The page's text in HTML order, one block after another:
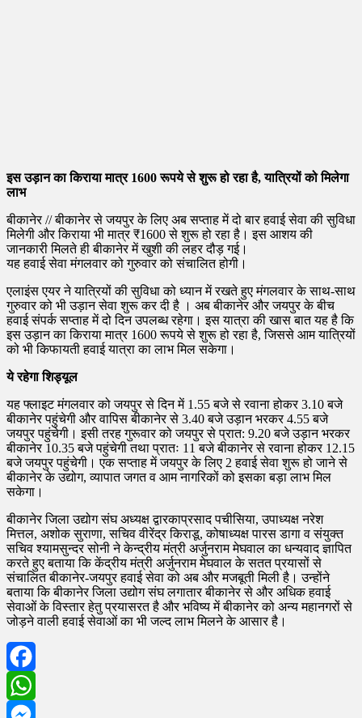
इस उड़ान का किराया मात्र 1600 रूपये से शुरू हो रहा है, यात्रियों को मिलेगा
लाभ
बीकानेर // बीकानेर से जयपुर के लिए अब सप्ताह में दो बार हवाई सेवा की सुविधा
मिलेगी और किराया भी मात्र ₹1600 से शुरू हो रहा है। इस आशय की
जानकारी मिलते ही बीकानेर में खुशी की लहर दौड़ गई।
यह हवाई सेवा मंगलवार को गुरुवार को संचालित होगी।
एलाइंस एयर ने यात्रियों की सुविधा को ध्यान में रखते हुए मंगलवार के साथ-साथ
गुरुवार को भी उड़ान सेवा शुरू कर दी है । अब बीकानेर और जयपुर के बीच
हवाई संपर्क सप्ताह में दो दिन उपलब्ध रहेगा। इस यात्रा की खास बात यह है कि
इस उड़ान का किराया मात्र 1600 रूपये से शुरू हो रहा है, जिससे आम यात्रियों
को भी किफायती हवाई यात्रा का लाभ मिल सकेगा।
ये रहेगा शिड्यूल
यह फ्लाइट मंगलवार को जयपुर से दिन में 1.55 बजे से रवाना होकर 3.10 बजे
बीकानेर पहुंचेगी और वापिस बीकानेर से 3.40 बजे उड़ान भरकर 4.55 बजे
जयपुर पहुंचेगी। इसी तरह गुरूवार को जयपुर से प्रात: 9.20 बजे उड़ान भरकर
बीकानेर 10.35 बजे पहुंचेगी तथा प्रातः 11 बजे बीकानेर से रवाना होकर 12.15
बजे जयपुर पहुंचेगी। एक सप्ताह में जयपुर के लिए 2 हवाई सेवा शुरू हो जाने से
बीकानेर के उद्योग, व्यापात जगत व आम नागरिकों को इसका बड़ा लाभ मिल
सकेगा।
बीकानेर जिला उद्योग संघ अध्यक्ष द्वारकाप्रसाद पचीसिया, उपाध्यक्ष नरेश
मित्तल, अशोक सुराणा, सचिव वीरेंद्र किराडू, कोषाध्यक्ष पारस डागा व संयुक्त
सचिव श्यामसुन्दर सोनी ने केन्द्रीय मंत्री अर्जुनराम मेघवाल का धन्यवाद ज्ञापित
करते हुए बताया कि केंद्रीय मंत्री अर्जुनराम मेघवाल के सतत प्रयासों से
संचालित बीकानेर-जयपुर हवाई सेवा को अब और मजबूती मिली है। उन्होंने
बताया कि बीकानेर जिला उद्योग संघ लगातार बीकानेर से और अधिक हवाई
सेवाओं के विस्तार हेतु प्रयासरत है और भविष्य में बीकानेर को अन्य महानगरों से
जोड़ने वाली हवाई सेवाओं का भी जल्द लाभ मिलने के आसार है।
Facebook
WhatsApp